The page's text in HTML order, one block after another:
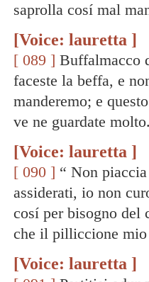
saprolla cosí mal
[Voice: lauretta ]
[ 089 ] Buffalmacco
faceste la beffa, e
manderemo; e
ve ne guardate
[Voice: lauretta ]
[ 090 ] “ Non
assiderati, io non
cosí per bisogno del
che il pilliccione mio
[Voice: lauretta ]